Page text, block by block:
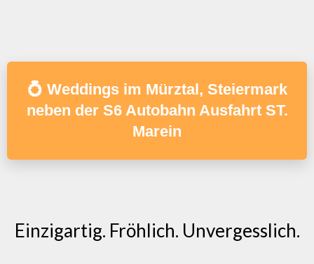
💍 Weddings im Mürztal, Steiermark
neben der S6 Autobahn Ausfahrt ST.
Marein
Einzigartig. Fröhlich. Unvergesslich.